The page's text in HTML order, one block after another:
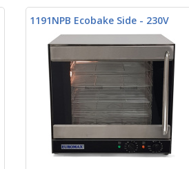
1191NPB Ecobake Side - 230V